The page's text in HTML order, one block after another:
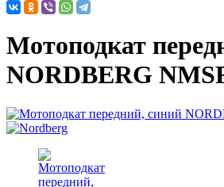
Мотоподкат
NORDBERG